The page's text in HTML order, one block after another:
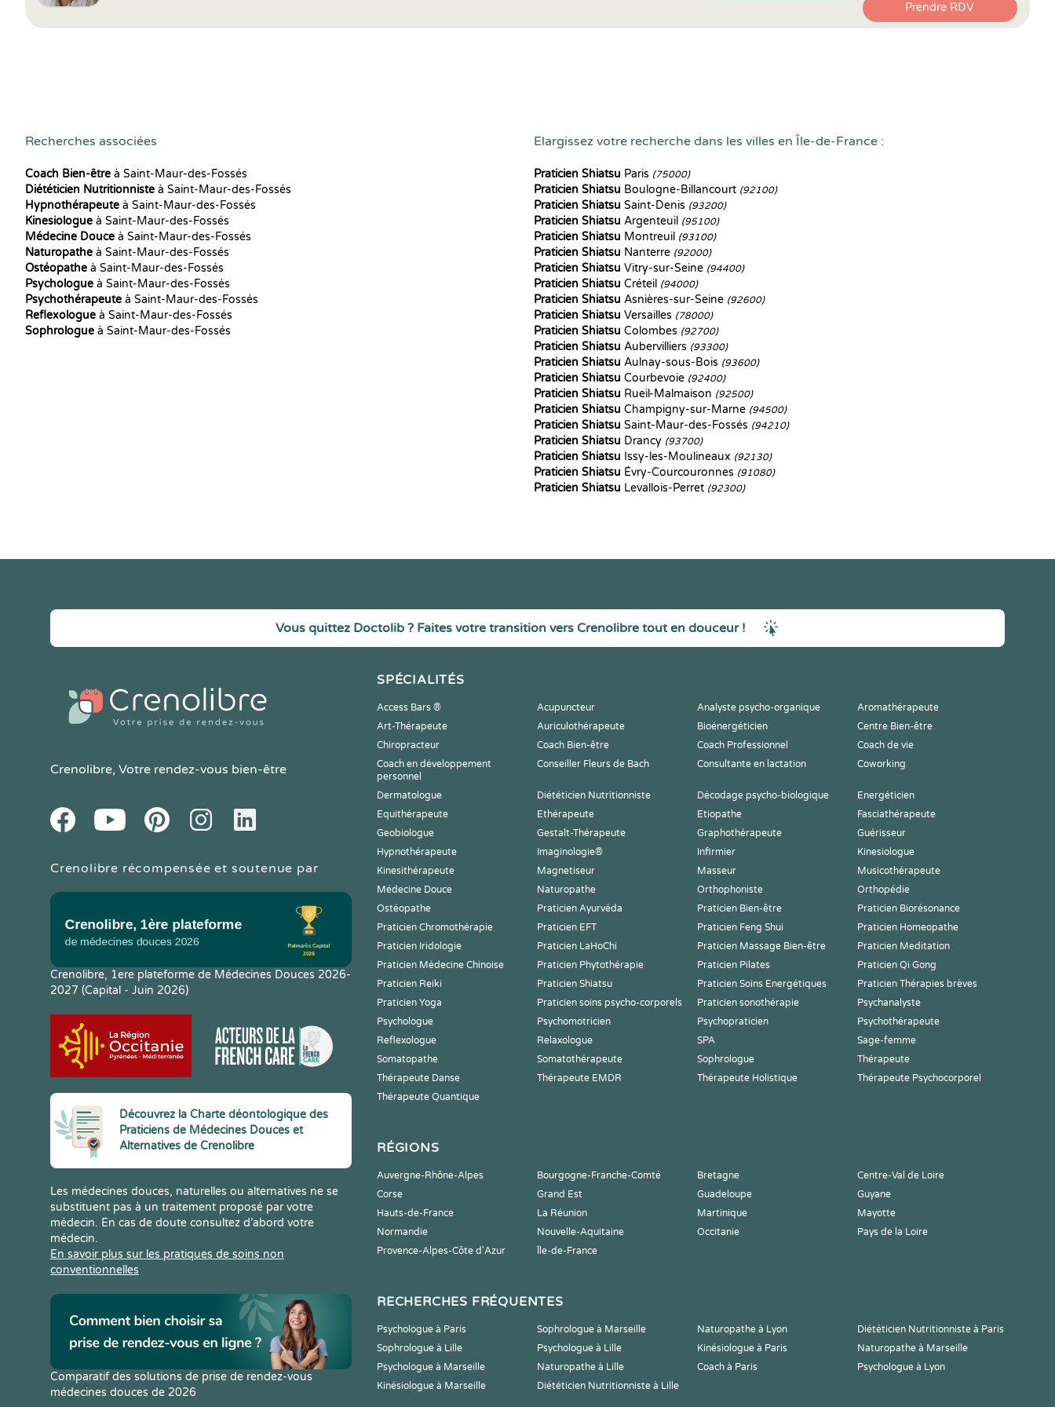
Prendre RDV
Recherches associées
Coach Bien-être à Saint-Maur-des-Fossés
Diététicien Nutritionniste à Saint-Maur-des-Fossés
Hypnothérapeute à Saint-Maur-des-Fossés
Kinesiologue à Saint-Maur-des-Fossés
Médecine Douce à Saint-Maur-des-Fossés
Naturopathe à Saint-Maur-des-Fossés
Ostéopathe à Saint-Maur-des-Fossés
Psychologue à Saint-Maur-des-Fossés
Psychothérapeute à Saint-Maur-des-Fossés
Reflexologue à Saint-Maur-des-Fossés
Sophrologue à Saint-Maur-des-Fossés
Elargissez votre recherche dans les villes en Île-de-France :
Praticien Shiatsu Paris (75000)
Praticien Shiatsu Boulogne-Billancourt (92100)
Praticien Shiatsu Saint-Denis (93200)
Praticien Shiatsu Argenteuil (95100)
Praticien Shiatsu Montreuil (93100)
Praticien Shiatsu Nanterre (92000)
Praticien Shiatsu Vitry-sur-Seine (94400)
Praticien Shiatsu Créteil (94000)
Praticien Shiatsu Asnières-sur-Seine (92600)
Praticien Shiatsu Versailles (78000)
Praticien Shiatsu Colombes (92700)
Praticien Shiatsu Aubervilliers (93300)
Praticien Shiatsu Aulnay-sous-Bois (93600)
Praticien Shiatsu Courbevoie (92400)
Praticien Shiatsu Rueil-Malmaison (92500)
Praticien Shiatsu Champigny-sur-Marne (94500)
Praticien Shiatsu Saint-Maur-des-Fossés (94210)
Praticien Shiatsu Drancy (93700)
Praticien Shiatsu Issy-les-Moulineaux (92130)
Praticien Shiatsu Évry-Courcouronnes (91080)
Praticien Shiatsu Levallois-Perret (92300)
Vous quittez Doctolib ? Faites votre transition vers Crenolibre tout en douceur !
Crenolibre, Votre rendez-vous bien-être
FacebookYoutube PinteresetInstagramLinkedIn
Crenolibre récompensée et soutenue par
Crenolibre, 1ere plateforme de Médecines Douces 2026-
2027 (Capital - Juin 2026)
Découvrez la Charte déontologique des
Praticiens de Médecines Douces et
Alternatives de Crenolibre
Les médecines douces, naturelles ou alternatives ne se
substituent pas à un traitement proposé par votre
médecin. En cas de doute consultez d’abord votre
médecin.
En savoir plus sur les pratiques de soins non
conventionnelles
Comparatif des solutions de prise de rendez-vous
médecines douces de 2026
SPÉCIALITÉS
Access Bars ® Acupuncteur Analyste psycho-organique
Aromathérapeute
Art-Thérapeute
Auriculothérapeute Bioénergéticien
Centre Bien-être
Chiropracteur
Coach Bien-être Coach Professionnel
Coach de vie
Coach en développement
personnel
Conseiller Fleurs de Bach Consultante en lactation Coworking
Dermatologue Diététicien Nutritionniste Décodage psycho-biologique
Energéticien
Equithérapeute
Ethérapeute Etiopathe
Fasciathérapeute
Geobiologue
Gestalt-Thérapeute Graphothérapeute
Guérisseur
Hypnothérapeute
Imaginologie® Infirmier
Kinesiologue
Kinesithérapeute
Magnetiseur Masseur
Musicothérapeute
Médecine Douce
Naturopathe Orthophoniste
Orthopédie
Ostéopathe
Praticien Ayurvéda Praticien Bien-être
Praticien Biorésonance
Praticien Chromothérapie
Praticien EFT Praticien Feng Shui
Praticien Homeopathe
Praticien Iridologie
Praticien LaHoChi Praticien Massage Bien-être
Praticien Meditation
Praticien Médecine Chinoise
Praticien Phytothérapie Praticien Pilates
Praticien Qi Gong
Praticien Reiki
Praticien Shiatsu Praticien Soins Energétiques
Praticien Thérapies brèves
Praticien Yoga
Praticien soins psycho-corporels Praticien sonothérapie
Psychanalyste
Psychologue
Psychomotricien Psychopraticien
Psychothérapeute
Reflexologue
Relaxologue SPA
Sage-femme
Somatopathe
Somatothérapeute Sophrologue
Thérapeute
Thérapeute Danse
Thérapeute EMDR Thérapeute Holistique
Thérapeute Psychocorporel
Thérapeute Quantique
RÉGIONS
Auvergne-Rhône-Alpes Bourgogne-Franche-Comté Bretagne
Centre-Val de Loire
Corse
Grand Est Guadeloupe
Guyane
Hauts-de-France
La Réunion Martinique
Mayotte
Normandie
Nouvelle-Aquitaine Occitanie
Pays de la Loire
Provence-Alpes-Côte d'Azur
Île-de-France
RECHERCHES FRÉQUENTES
Psychologue à Paris Sophrologue à Marseille Naturopathe à Lyon
Diététicien Nutritionniste à Paris
Sophrologue à Lille
Psychologue à Lille Kinésiologue à Paris
Naturopathe à Marseille
Psychologue à Marseille
Naturopathe à Lille Coach à Paris
Psychologue à Lyon
Kinésiologue à Marseille
Diététicien Nutritionniste à Lille